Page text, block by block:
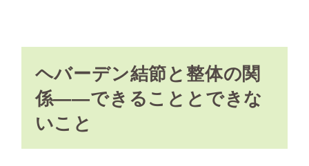
ヘバーデン結節と整体の関
係——できることとできな
いこと